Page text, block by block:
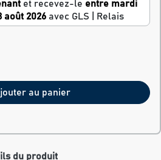
et recevez-le entre mardi
août 2026 avec GLS | Relais
au panier
du produit